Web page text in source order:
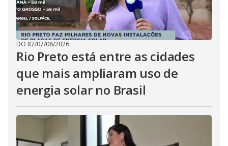
DO R7/07/08/2026
Rio Preto está entre as cidades
que mais ampliaram uso de
energia solar no Brasil